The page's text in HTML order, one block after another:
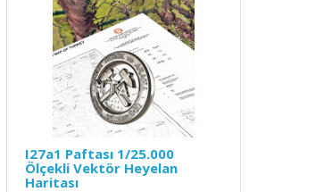
I27a1 Paftası 1/25.000
Ölçekli Vektör Heyelan
Haritası